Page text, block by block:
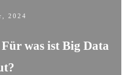
2024
was ist Big Data